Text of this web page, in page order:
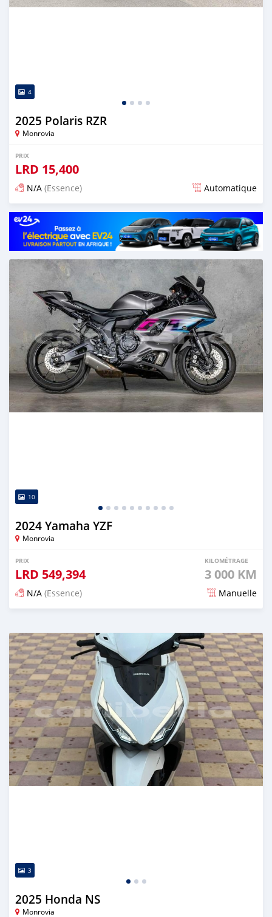
4
2025 Polaris RZR
Monrovia
PRIX
LRD 15,400
N/A (Essence) Automatique
Publié il y a 2 mois
10
2024 Yamaha YZF
Monrovia
PRIX
LRD 549,394
KILOMÉTRAGE
3 000 KM
N/A (Essence) Manuelle
3
2025 Honda NS
Monrovia